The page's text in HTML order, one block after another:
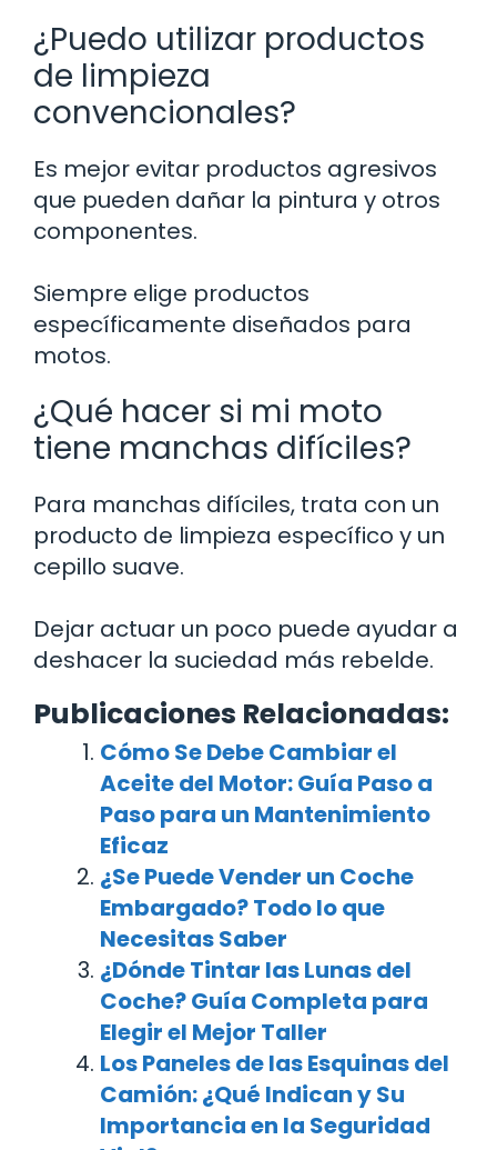
¿Puedo utilizar productos
de limpieza
convencionales?
Es mejor evitar productos agresivos
que pueden dañar la pintura y otros
componentes.
Siempre elige productos
específicamente diseñados para
motos.
¿Qué hacer si mi moto
tiene manchas difíciles?
Para manchas difíciles, trata con un
producto de limpieza específico y un
cepillo suave.
Dejar actuar un poco puede ayudar a
deshacer la suciedad más rebelde.
Publicaciones Relacionadas:
Cómo Se Debe Cambiar el
Aceite del Motor: Guía Paso a
Paso para un Mantenimiento
Eficaz
¿Se Puede Vender un Coche
Embargado? Todo lo que
Necesitas Saber
¿Dónde Tintar las Lunas del
Coche? Guía Completa para
Elegir el Mejor Taller
Los Paneles de las Esquinas del
Camión: ¿Qué Indican y Su
Importancia en la Seguridad